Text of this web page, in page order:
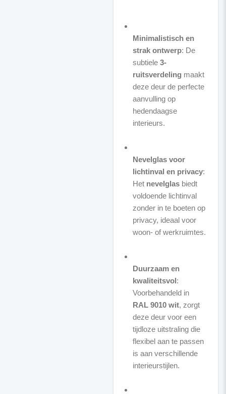
Minimalistisch en
strak ontwerp: De
subtiele 3-
ruitsverdeling maakt
deze deur de perfecte
aanvulling op
hedendaagse
interieurs.
Nevelglas voor
lichtinval en privacy:
Het nevelglasbiedt
voldoende lichtinval
zonder in te boeten op
privacy, ideaal voor
woon- of werkruimtes.
Duurzaam en
kwaliteitsvol:
Voorbehandeld in
RAL 9010 wit, zorgt
deze deur voor een
tijdloze uitstraling die
flexibel aan te passen
is aan verschillende
interieurstijlen.